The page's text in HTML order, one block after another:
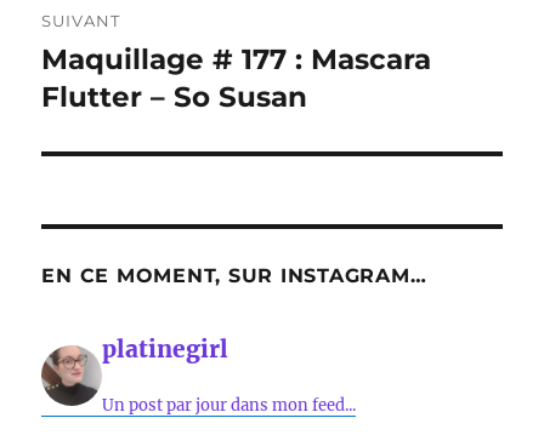
SUIVANT
Publication
suivante :
Maquillage # 177 : Mascara
Flutter – So Susan
EN CE MOMENT, SUR INSTAGRAM…
platinegirl
Un post par jour dans mon feed...